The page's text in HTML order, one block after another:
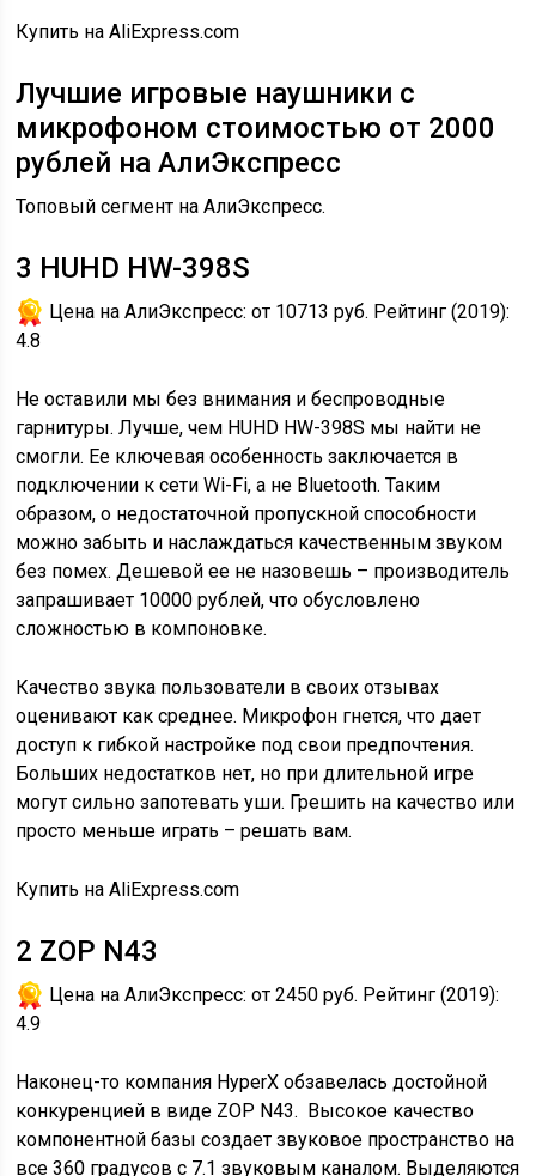
Купить на AliExpress.com
Лучшие игровые наушники с
микрофоном стоимостью от 2000
рублей на АлиЭкспресс
Топовый сегмент на АлиЭкспресс.
3 HUHD HW-398S
Цена на АлиЭкспресс:от 10713 руб. Рейтинг (2019):
4.8
Не оставили мы без внимания и беспроводные
гарнитуры. Лучше, чем HUHD HW-398S мы найти не
смогли. Ее ключевая особенность заключается в
подключении к сети Wi-Fi, а не Bluetooth. Таким
образом, о недостаточной пропускной способности
можно забыть и наслаждаться качественным звуком
без помех. Дешевой ее не назовешь – производитель
запрашивает 10000 рублей, что обусловлено
сложностью в компоновке.
Качество звука пользователи в своих отзывах
оценивают как среднее. Микрофон гнется, что дает
доступ к гибкой настройке под свои предпочтения.
Больших недостатков нет, но при длительной игре
могут сильно запотевать уши. Грешить на качество или
просто меньше играть – решать вам.
Купить на AliExpress.com
2 ZOP N43
Цена на АлиЭкспресс:от 2450 руб. Рейтинг (2019):
4.9
Наконец-то компания HyperX обзавелась достойной
конкуренцией в виде ZOP N43. Высокое качество
компонентной базы создает звуковое пространство на
все 360 градусов с 7.1 звуковым каналом. Выделяются